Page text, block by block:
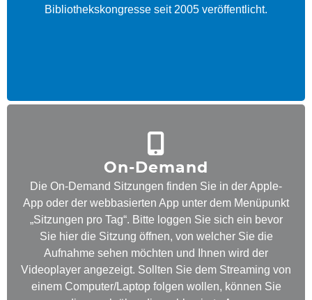
Bibliothekskongresse seit 2005 veröffentlicht.
On-Demand
Die On-Demand Sitzungen finden Sie in der Apple-
App oder der webbasierten App unter dem Menüpunkt
„Sitzungen pro Tag“. Bitte loggen Sie sich ein bevor
Sie hier die Sitzung öffnen, von welcher Sie die
Aufnahme sehen möchten und Ihnen wird der
Videoplayer angezeigt. Sollten Sie dem Streaming von
einem Computer/Laptop folgen wollen, können Sie